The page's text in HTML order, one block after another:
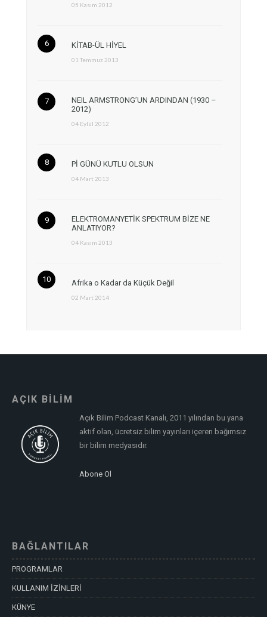
05 Kasım 2012
KİTAB-ÜL HİYEL
01 Temmuz 2013
NEIL ARMSTRONG’UN ARDINDAN (1930 –
2012)
04 Eylül 2012
Pİ GÜNÜ KUTLU OLSUN
04 Mart 2013
ELEKTROMANYETİK SPEKTRUM BİZE NE
ANLATIYOR?
04 Kasım 2013
Afrika o Kadar da Küçük Değil
02 Mart 2014
AÇIK BİLİM
Açık Bilim Podcast Kanalı, 2011 yılından bu yana
aktif olan, ücretsiz bilim yayınları içeren bağımsız
bir bilim medyasıdır.
Abone Ol
BAĞLANTILAR
PROGRAMLAR
KULLANIM İZİNLERİ
KÜNYE